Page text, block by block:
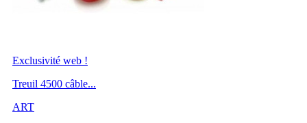
Exclusivité web !
Treuil 4500 câble...
ART